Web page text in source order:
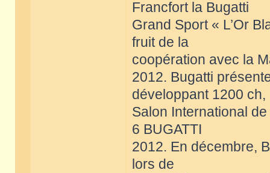
Francfort la Bugatti
Grand Sport « L’Or
fruit de la
coopération avec la
2012. Bugatti
développant 1200 ch,
Salon International
6 BUGATTI
2012. En décembre,
lors de